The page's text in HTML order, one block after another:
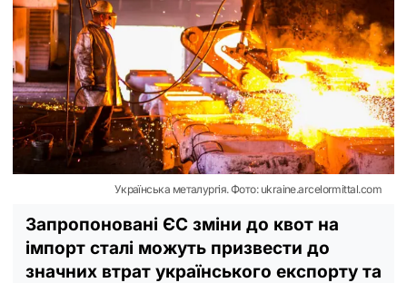
Українська металургія. Фото: ukraine.arcelormittal.com
Запропоновані ЄС зміни до квот на
імпорт сталі можуть призвести до
значних втрат українського експорту та